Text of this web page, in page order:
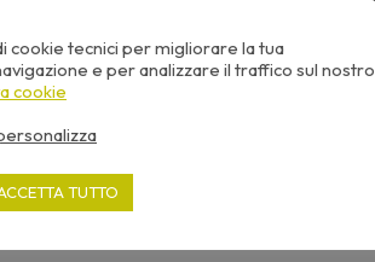
COMPETENZE
DI CAPITALIZZAZIONE
cookie tecnici per migliorare la tua
e per analizzare il traffico sul nostro
cookie
TUTTO